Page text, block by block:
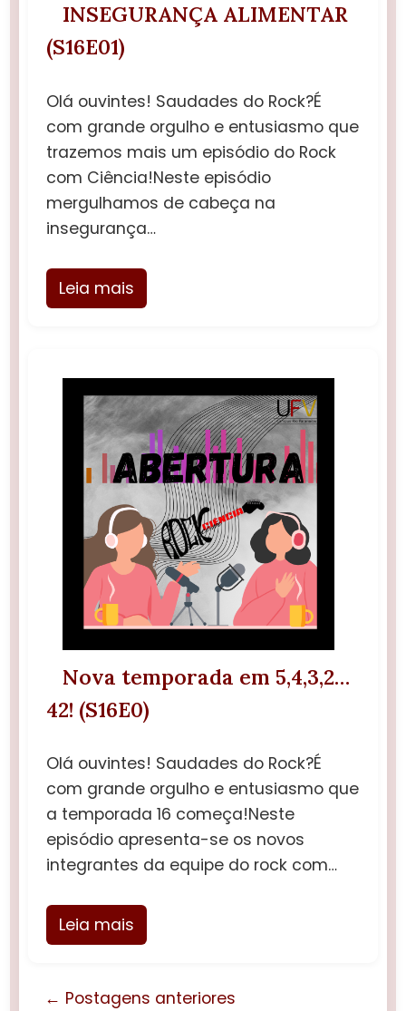
INSEGURANÇA ALIMENTAR
(S16E01)
Olá ouvintes! Saudades do Rock?É
com grande orgulho e entusiasmo que
trazemos mais um episódio do Rock
com Ciência!Neste episódio
mergulhamos de cabeça na
insegurança…
Leia mais
Nova temporada em 5,4,3,2…
42! (S16E0)
Olá ouvintes! Saudades do Rock?É
com grande orgulho e entusiasmo que
a temporada 16 começa!Neste
episódio apresenta-se os novos
integrantes da equipe do rock com…
Leia mais
← Postagens anteriores